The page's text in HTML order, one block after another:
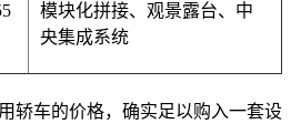
模块化拼接、观景露台、中
央集成系统
轿车的价格，确实足以购入一套设